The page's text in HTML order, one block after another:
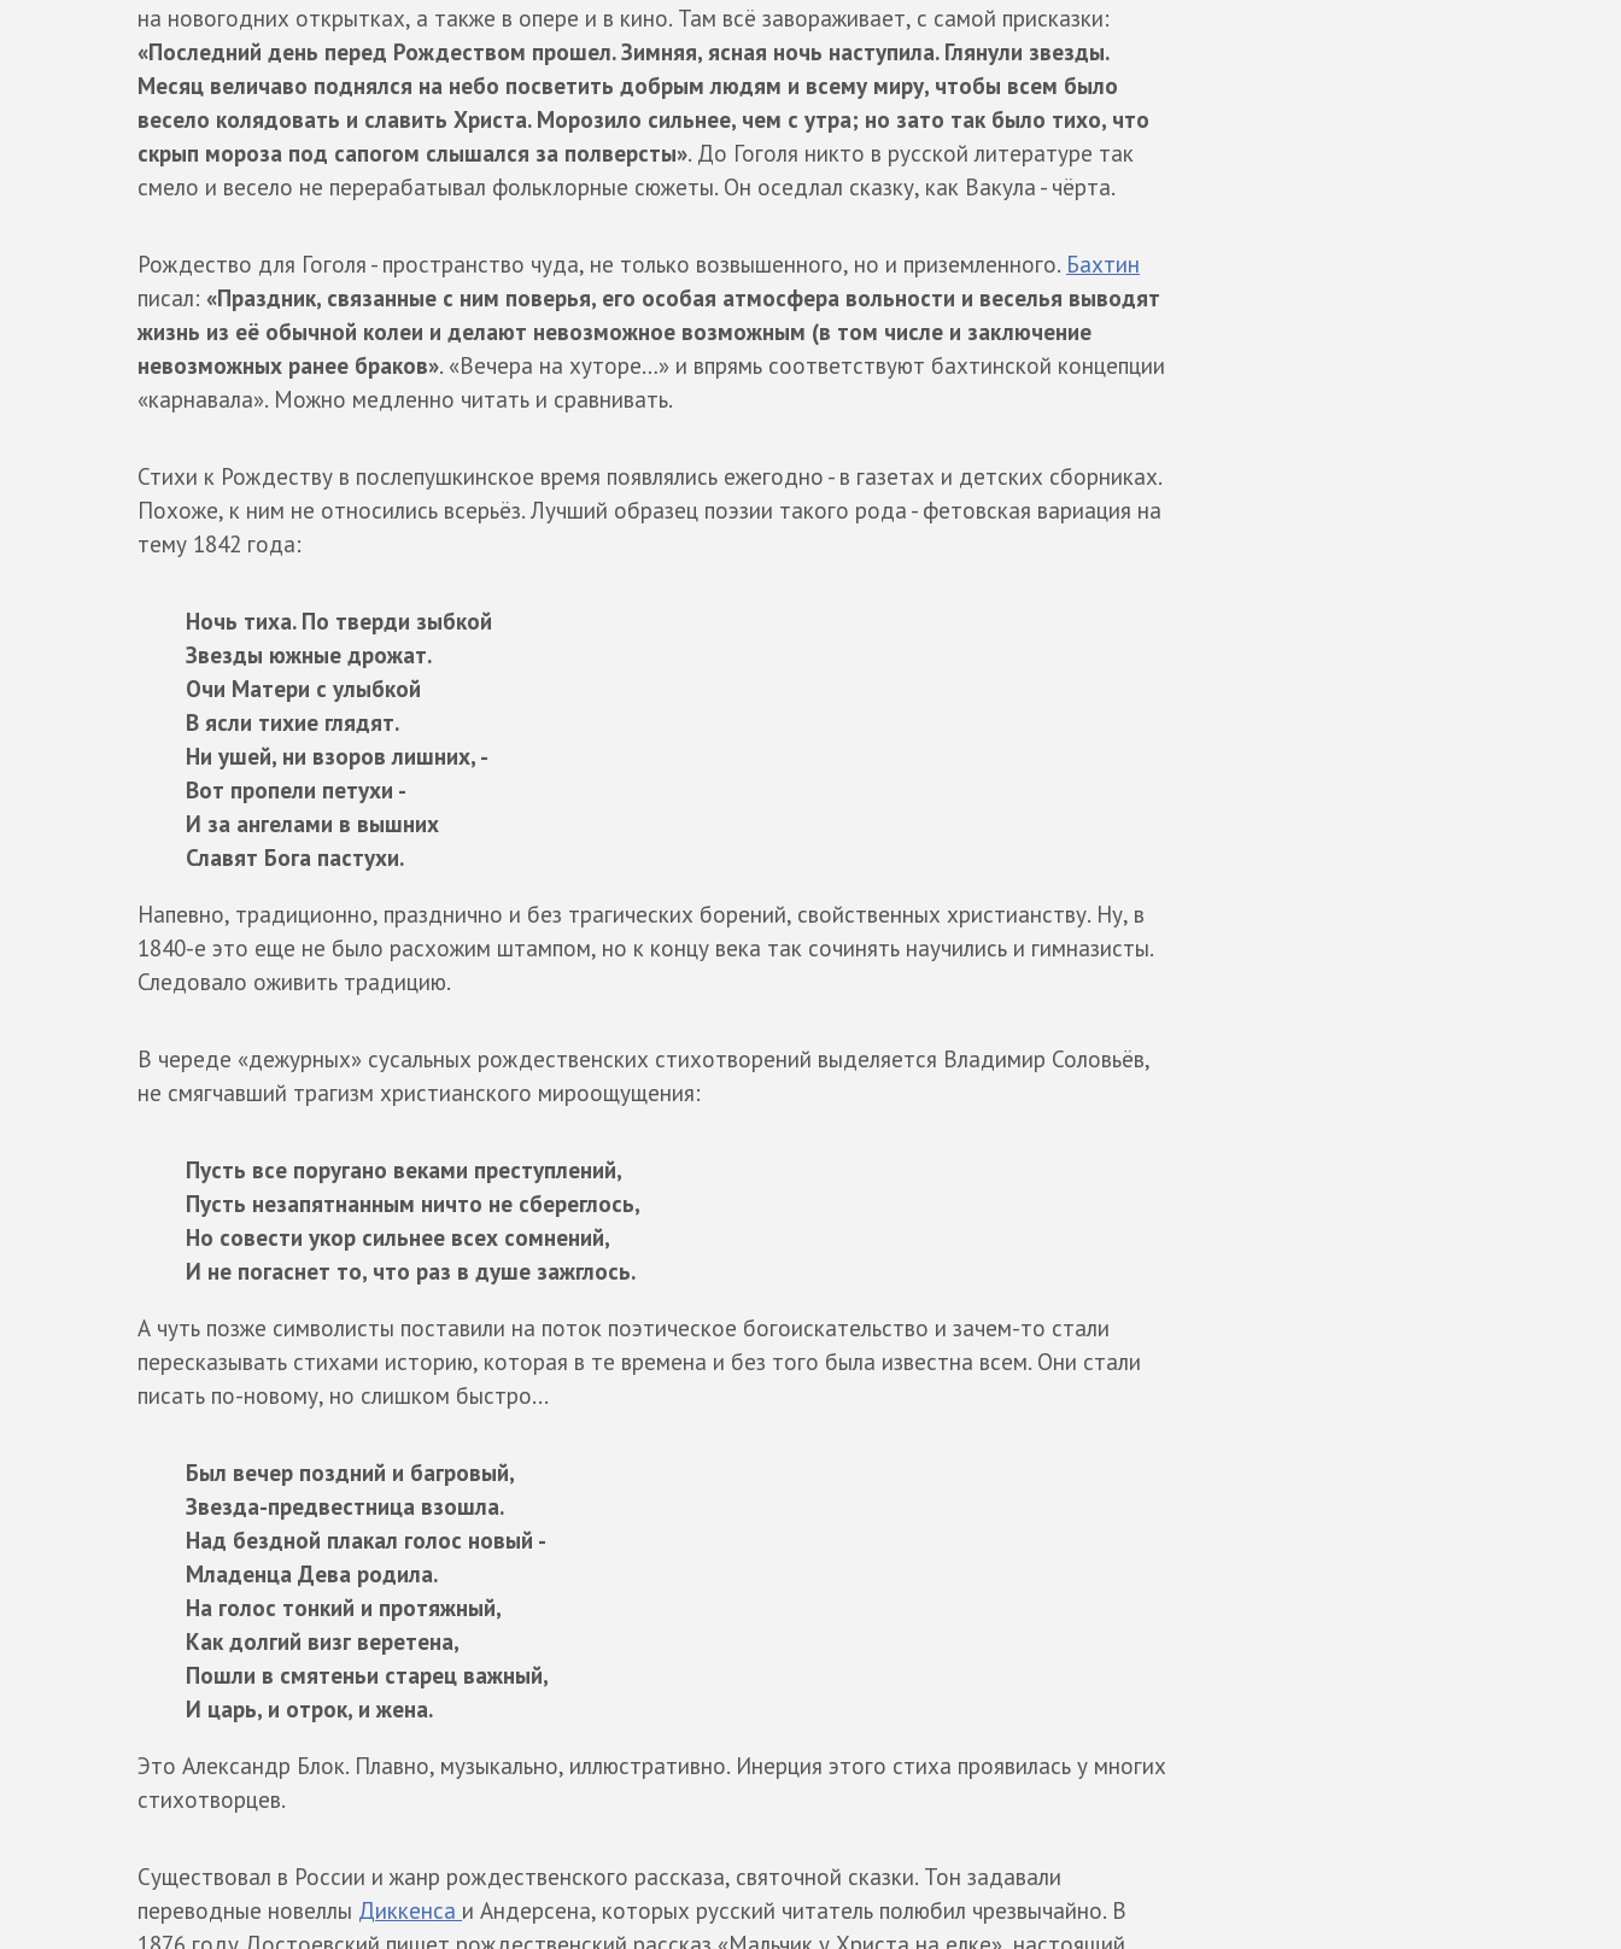
на новогодних открытках, а также в опере и в кино. Там всё завораживает, с самой присказки:
«Последний день перед Рождеством прошел. Зимняя, ясная ночь наступила. Глянули звезды.
Месяц величаво поднялся на небо посветить добрым людям и всему миру, чтобы всем было
весело колядовать и славить Христа. Морозило сильнее, чем с утра; но зато так было тихо, что
скрып мороза под сапогом слышался за полверсты». До Гоголя никто в русской литературе так
смело и весело не перерабатывал фольклорные сюжеты. Он оседлал сказку, как Вакула - чёрта.
Рождество для Гоголя - пространство чуда, не только возвышенного, но и приземленного. Бахтин
писал: «Праздник, связанные с ним поверья, его особая атмосфера вольности и веселья выводят
жизнь из её обычной колеи и делают невозможное возможным (в том числе и заключение
невозможных ранее браков». «Вечера на хуторе…» и впрямь соответствуют бахтинской концепции
«карнавала». Можно медленно читать и сравнивать.
Стихи к Рождеству в послепушкинское время появлялись ежегодно - в газетах и детских сборниках.
Похоже, к ним не относились всерьёз. Лучший образец поэзии такого рода - фетовская вариация на
тему 1842 года:
Ночь тиха. По тверди зыбкой
Звезды южные дрожат.
Очи Матери с улыбкой
В ясли тихие глядят.
Ни ушей, ни взоров лишних, -
Вот пропели петухи -
И за ангелами в вышних
Славят Бога пастухи.
Напевно, традиционно, празднично и без трагических борений, свойственных христианству. Ну, в
1840-е это еще не было расхожим штампом, но к концу века так сочинять научились и гимназисты.
Следовало оживить традицию.
В череде «дежурных» сусальных рождественских стихотворений выделяется Владимир Соловьёв,
не смягчавший трагизм христианского мироощущения:
Пусть все поругано веками преступлений,
Пусть незапятнанным ничто не сбереглось,
Но совести укор сильнее всех сомнений,
И не погаснет то, что раз в душе зажглось.
А чуть позже символисты поставили на поток поэтическое богоискательство и зачем-то стали
пересказывать стихами историю, которая в те времена и без того была известна всем. Они стали
писать по-новому, но слишком быстро...
Был вечер поздний и багровый,
Звезда-предвестница взошла.
Над бездной плакал голос новый -
Младенца Дева родила.
На голос тонкий и протяжный,
Как долгий визг веретена,
Пошли в смятеньи старец важный,
И царь, и отрок, и жена.
Это Александр Блок. Плавно, музыкально, иллюстративно. Инерция этого стиха проявилась у многих
стихотворцев.
Существовал в России и жанр рождественского рассказа, святочной сказки. Тон задавали
переводные новеллы Диккенса и Андерсена, которых русский читатель полюбил чрезвычайно. В